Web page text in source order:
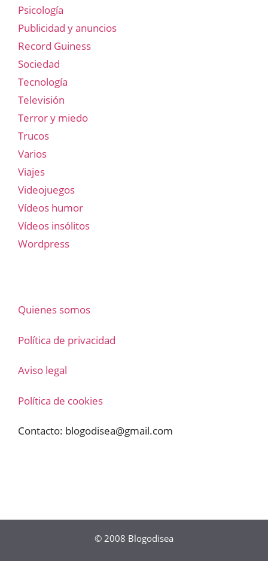
Psicología
Publicidad y anuncios
Record Guiness
Sociedad
Tecnología
Televisión
Terror y miedo
Trucos
Varios
Viajes
Videojuegos
Vídeos humor
Vídeos insólitos
Wordpress
Quienes somos
Política de privacidad
Aviso legal
Política de cookies
Contacto: blogodisea@gmail.com
© 2008 Blogodisea